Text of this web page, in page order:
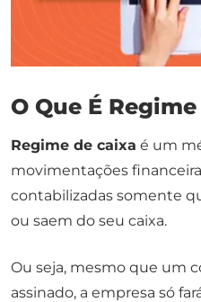
O Que É
Regime de caixa é um
movimentações
contabilizadas somente
ou saem do seu caixa.
Ou seja, mesmo que um
assinado, a empresa só